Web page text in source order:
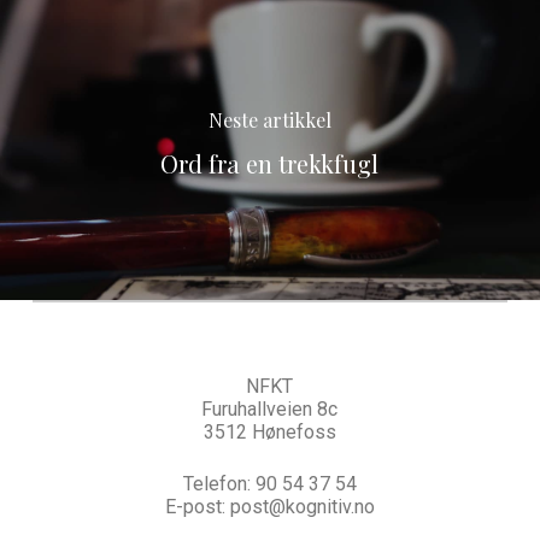
Neste artikkel
Ord fra en trekkfugl
NFKT
Furuhallveien 8c
3512 Hønefoss
Telefon: 90 54 37 54
E-post: post@kognitiv.no